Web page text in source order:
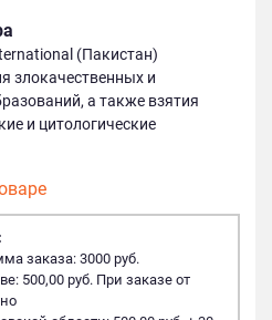
(Пакистан)
злокачественных и
а также взятия
и цитологические
заказа: 3000 руб.
500,00 руб. При заказе от